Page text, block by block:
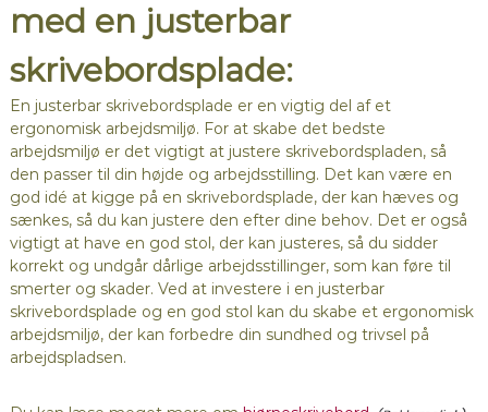
med en justerbar
skrivebordsplade:
En justerbar skrivebordsplade er en vigtig del af et
ergonomisk arbejdsmiljø. For at skabe det bedste
arbejdsmiljø er det vigtigt at justere skrivebordspladen, så
den passer til din højde og arbejdsstilling. Det kan være en
god idé at kigge på en skrivebordsplade, der kan hæves og
sænkes, så du kan justere den efter dine behov. Det er også
vigtigt at have en god stol, der kan justeres, så du sidder
korrekt og undgår dårlige arbejdsstillinger, som kan føre til
smerter og skader. Ved at investere i en justerbar
skrivebordsplade og en god stol kan du skabe et ergonomisk
arbejdsmiljø, der kan forbedre din sundhed og trivsel på
arbejdspladsen.